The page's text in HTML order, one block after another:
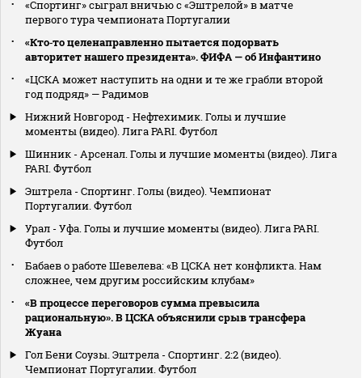
«Спортинг» сыграл вничью с «Эштрелой» в матче
первого тура чемпионата Португалии
«Кто‑то целенаправленно пытается подорвать
авторитет нашего президента». ФИФА — об Инфантино
«ЦСКА может наступить на одни и те же грабли второй
год подряд» — Радимов
Нижний Новгород - Нефтехимик. Голы и лучшие
моменты (видео). Лига PARI. Футбол
Шинник - Арсенал. Голы и лучшие моменты (видео). Лига
PARI. Футбол
Эштрела - Спортинг. Голы (видео). Чемпионат
Португалии. Футбол
Урал - Уфа. Голы и лучшие моменты (видео). Лига PARI.
Футбол
Бабаев о работе Шевелева: «В ЦСКА нет конфликта. Нам
сложнее, чем другим российским клубам»
«В процессе переговоров сумма превысила
рациональную». В ЦСКА объяснили срыв трансфера
Жуана
Гол Бени Соузы. Эштрела - Спортинг. 2:2 (видео).
Чемпионат Португалии. Футбол